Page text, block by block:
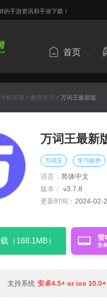
的手游资讯和手游下载！
首页
手机应用 > 教育学习 > 万词王最新版
万词王最新
万词王 学习软件
语言： 简体中文
版本：
v3.7.8
更新时间： 2024-02-
（168.1MB） 雷
安
支持系统 安卓4.5+ or ios 10.0+